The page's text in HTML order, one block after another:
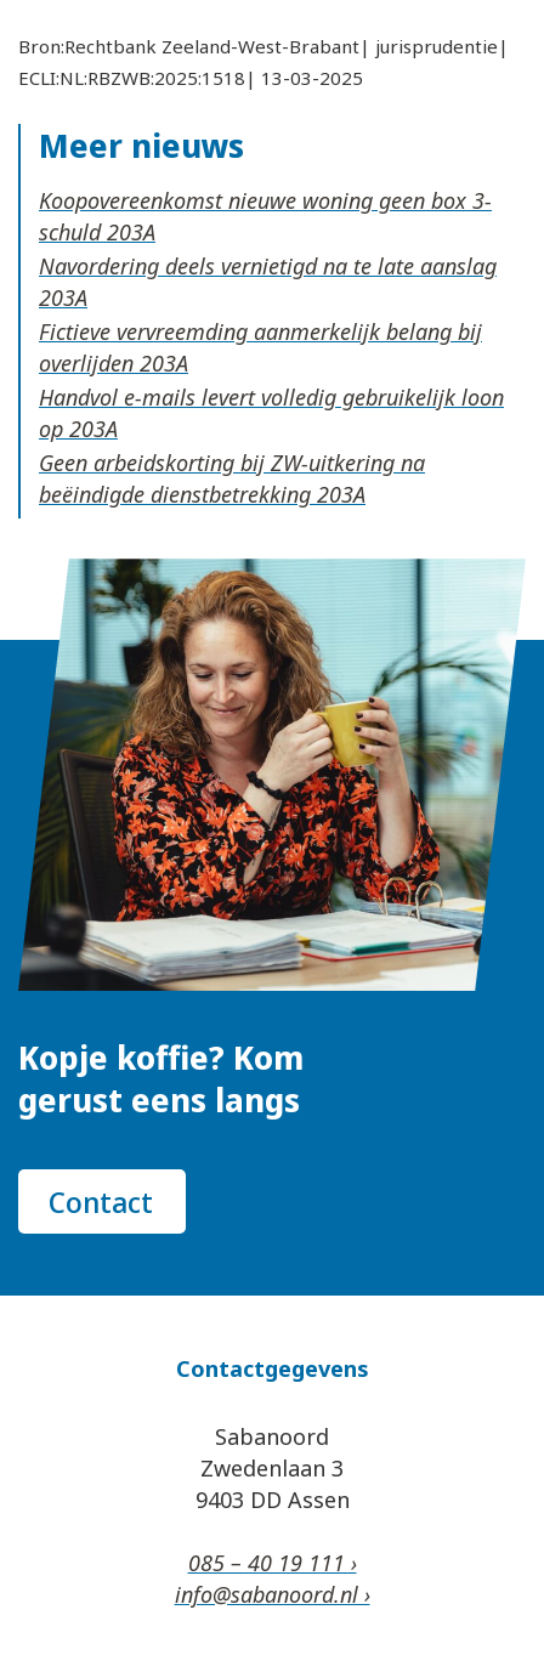
Bron:Rechtbank Zeeland-West-Brabant| jurisprudentie|
ECLI:NL:RBZWB:2025:1518| 13-03-2025
Meer nieuws
Koopovereenkomst nieuwe woning geen box 3-
schuld
Navordering deels vernietigd na te late aanslag
Fictieve vervreemding aanmerkelijk belang bij
overlijden
Handvol e-mails levert volledig gebruikelijk loon
op
Geen arbeidskorting bij ZW-uitkering na
beëindigde dienstbetrekking
Kopje koffie? Kom
gerust eens langs
Contact
Contactgegevens
Sabanoord
Zwedenlaan 3
9403 DD Assen
085 – 40 19 111 ›
info@sabanoord.nl ›